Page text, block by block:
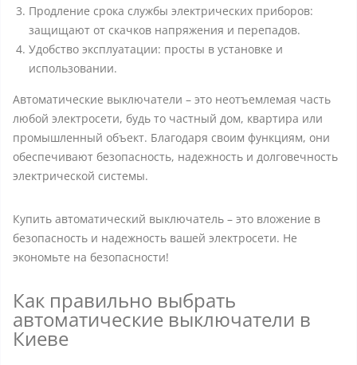
Продление срока службы электрических приборов:
защищают от скачков напряжения и перепадов.
Удобство эксплуатации: просты в установке и
использовании.
Автоматические выключатели – это неотъемлемая часть
любой электросети, будь то частный дом, квартира или
промышленный объект. Благодаря своим функциям, они
обеспечивают безопасность, надежность и долговечность
электрической системы.
Купить автоматический выключатель – это вложение в
безопасность и надежность вашей электросети. Не
экономьте на безопасности!
Как правильно выбрать
автоматические выключатели в
Киеве